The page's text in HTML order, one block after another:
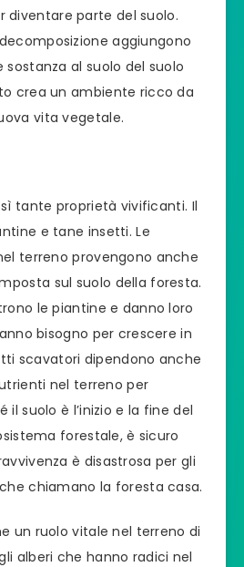
diventare parte del suolo.
aggiungono
al suolo del suolo
crea un ambiente ricco da
vita vegetale.
tante proprietà vivificanti. Il
e tane insetti. Le
terreno provengono anche
sul suolo della foresta.
le piantine e danno loro
bisogno per crescere in
scavatori dipendono anche
nel terreno per
il suolo è l’inizio e la fine del
forestale, è sicuro
è disastrosa per gli
chiamano la foresta casa.
un ruolo vitale nel terreno di
alberi che hanno radici nel